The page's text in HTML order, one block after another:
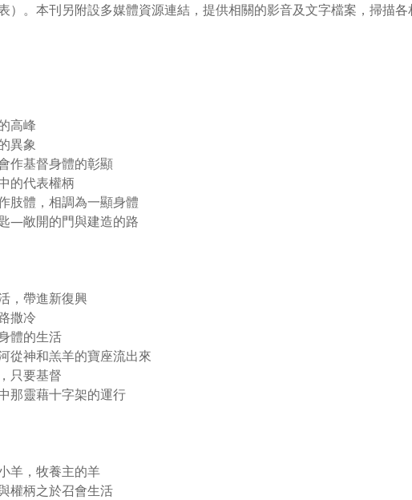
）。本刊另附設多媒體資源連結，提供相關的影音及文字檔案，掃描各
高峰
異象
作基督身體的彰顯
的代表權柄
肢體，相調為一顯身體
—敞開的門與建造的路
，帶進新復興
撒冷
體的生活
從神和羔羊的寶座流出來
只要基督
那靈藉十字架的運行
羊，牧養主的羊
權柄之於召會生活